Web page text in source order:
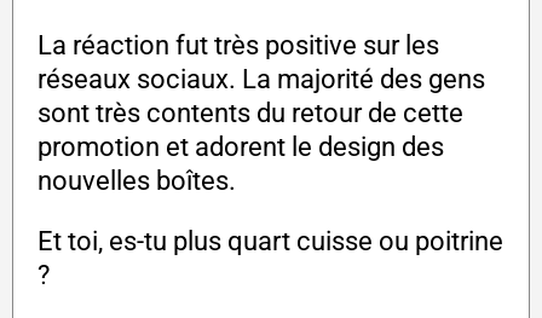
La réaction fut très positive sur les
réseaux sociaux. La majorité des gens
sont très contents du retour de cette
promotion et adorent le design des
nouvelles boîtes.
Et toi, es-tu plus quart cuisse ou poitrine
?